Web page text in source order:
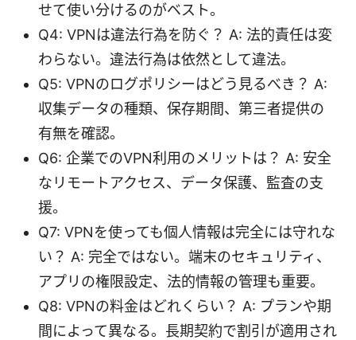
せて使い分けるのがベスト。
Q4: VPNは違法行為を防ぐ？ A: 法的責任は変
わらない。違法行為は依然として違法。
Q5: VPNのログポリシーはどう見るべき？ A:
収集データの種類、保存期間、第三者提供の
有無を確認。
Q6: 企業でのVPN利用のメリットは？ A: 安全
なリモートアクセス、データ保護、監査の支
援。
Q7: VPNを使っても個人情報は完全には守れな
い？ A: 完全ではない。端末のセキュリティ、
アプリの権限設定、法的情報の管理も重要。
Q8: VPNの料金はどれくらい？ A: プランや期
間によって異なる。長期契約で割引が適用され